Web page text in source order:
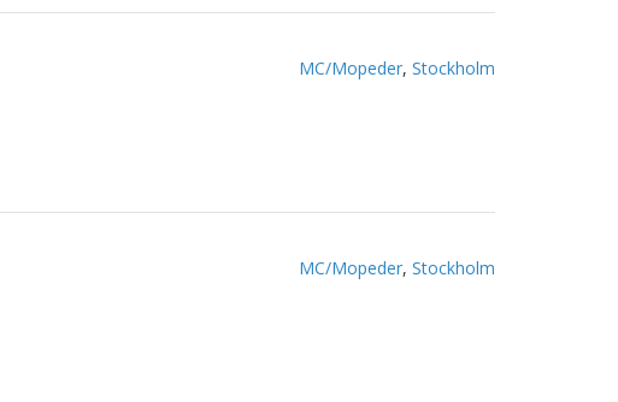
MC/Mopeder, Stockholm
MC/Mopeder, Stockholm